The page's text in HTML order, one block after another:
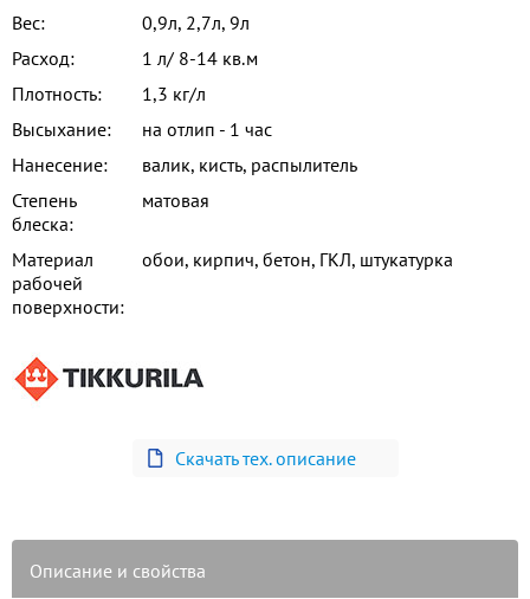
Скачать тех. описание
Вес:
0,9л, 2,7л, 9л
Расход:
1 л/ 8-14 кв.м
Плотность:
1,3 кг/л
Высыхание:
на отлип - 1 час
Нанесение:
валик, кисть, распылитель
Степень
блеска:
матовая
Материал
рабочей
поверхности:
обои, кирпич, бетон, ГКЛ, штукатурка
Описание и свойства